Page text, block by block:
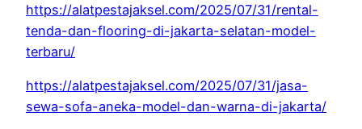
https://alatpestajaksel.com/2025/07/31/rental-
tenda-dan-flooring-di-jakarta-selatan-model-
terbaru/
https://alatpestajaksel.com/2025/07/31/jasa-
sewa-sofa-aneka-model-dan-warna-di-jakarta/